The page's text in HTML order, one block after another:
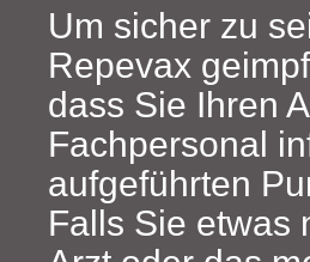
Um sicher zu
Repevax
dass Sie Ihren
Fachpersonal
aufgeführten
Falls Sie etwas